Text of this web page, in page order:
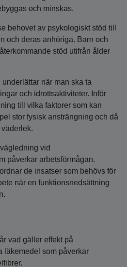
och minskas.
behovet av psykologiskt stöd till
och deras anhöriga. Barn och
stöd utifrån ålder
när man ska ta
och idrottsaktiviteter. Inför
till vilka faktorer som kan
stor fysisk ansträngning och då
vid
påverkar arbetsförmågan.
de insatser som behövs för
när en funktionsnedsättning
vad gäller effekt på
läkemedel som påverkar